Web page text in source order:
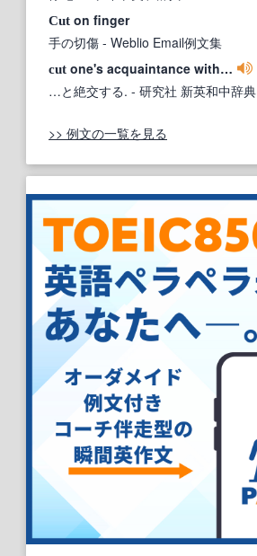
Cut on finger
手の切傷 - Weblio Email例文集
cut one's acquaintance with…
…と絶交する. - 研究社 新英和中辞典
>> 例文の一覧を見る